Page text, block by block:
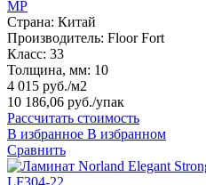
MP
Страна: Китай
Производитель: Floor Fort
Класс: 33
Толщина, мм: 10
4 015 руб./м2
10 186,06 руб./упак
Рассчитать стоимость
В избранное В избранном
Сравнить